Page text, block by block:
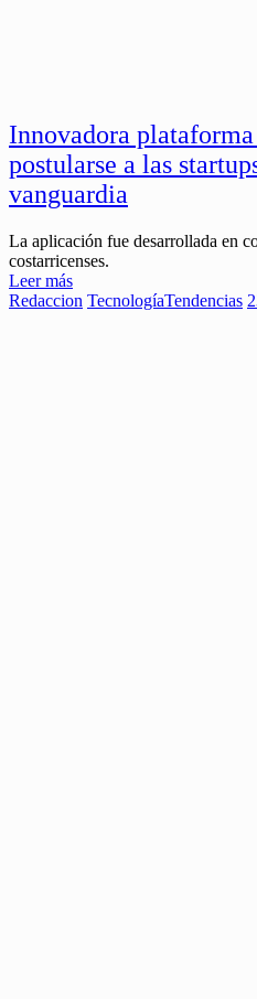
Innovadora
postularse a las
vanguardia
La aplicación fue desarrollada en
costarricenses.
Leer más
Redaccion TecnologíaTendencias